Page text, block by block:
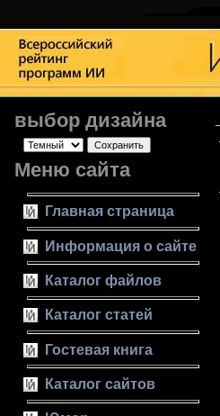
выбор дизайна
Меню сайта
Главная страница
Информация о сайте
Каталог файлов
Каталог статей
Гостевая книга
Каталог сайтов